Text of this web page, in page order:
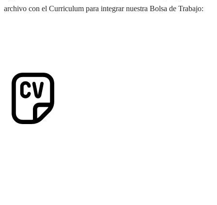
archivo con el Curriculum para integrar nuestra Bolsa de Trabajo: